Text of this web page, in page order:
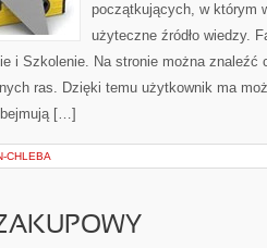
początkujących, w którym
użyteczne źródło wiedzy.
i Szkolenie. Na stronie można znaleźć
ras. Dzięki temu użytkownik ma
[…]
CHLEBA